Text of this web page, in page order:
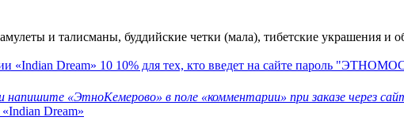
и талисманы, буддийские четки (мала), тибетские украшения и
10 10% для тех, кто введет на сайте пароль
«ЭтноКемерово» в поле «комментарии» при заказе через
Dream»